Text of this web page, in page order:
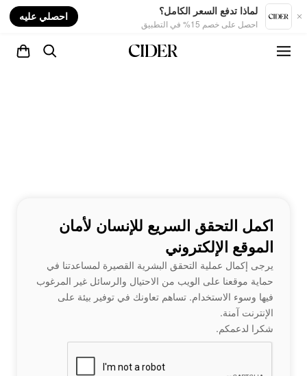
لماذا تدفع السعر الكامل؟
احصل على خصم 15% في التطبيق
احصلي عليه
اكمل التحقق السريع للإنسان لأمان
الموقع الإلكتروني
يرجى إكمال عملية التحقق البشرية القصيرة لمساعدتنا في
حماية موقعنا على الويب من الاحتيال والرسائل غير المرغوب
فيها وسوء الاستخدام. تساهم تعاونك في توفير بيئة على
الإنترنت آمنة.
شكرا لدعمكم.